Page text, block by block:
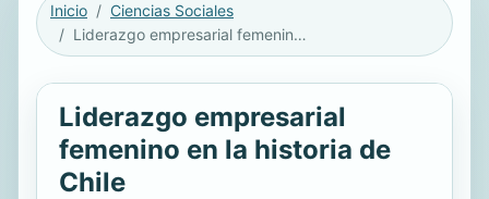
Inicio
Ciencias Sociales
Liderazgo empresarial femenino en la historia de Chile
Liderazgo empresarial
femenino en la historia de
Chile